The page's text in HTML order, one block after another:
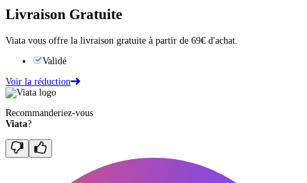
Livraison Gratuite
Viata vous offre la livraison gratuite à partir de 69€ d'achat.
Validé
Voir la réduction
Recommanderiez-vous
Viata?